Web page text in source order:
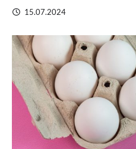
15.07.2024